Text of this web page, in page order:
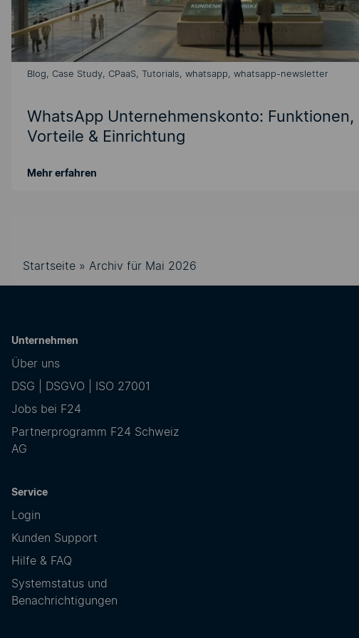
Blog, Case Study, CPaaS, Tutorials, whatsapp, whatsapp-newsletter
WhatsApp Unternehmenskonto: Funktionen,
Vorteile & Einrichtung
Mehr erfahren
Startseite » Archiv für Mai 2026
Unternehmen
Über uns
DSG | DSGVO | ISO 27001
Jobs bei F24
Partnerprogramm F24 Schweiz
AG
Service
Login
Kunden Support
Hilfe & FAQ
Systemstatus und
Benachrichtigungen